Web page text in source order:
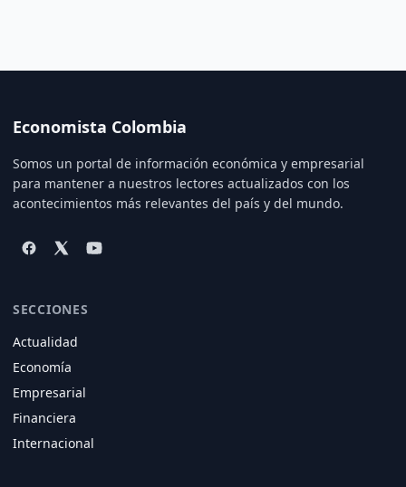
Economista Colombia
Somos un portal de información económica y empresarial
para mantener a nuestros lectores actualizados con los
acontecimientos más relevantes del país y del mundo.
SECCIONES
Actualidad
Economía
Empresarial
Financiera
Internacional